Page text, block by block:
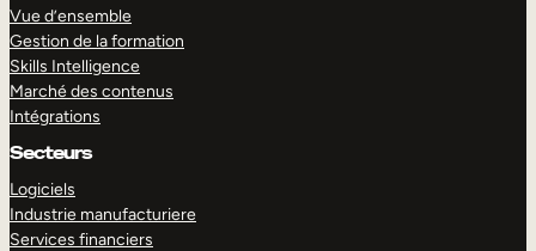
Vue d’ensemble
Gestion de la formation
Skills Intelligence
Marché des contenus
Intégrations
Secteurs
Logiciels
Industrie manufacturiere
Services financiers